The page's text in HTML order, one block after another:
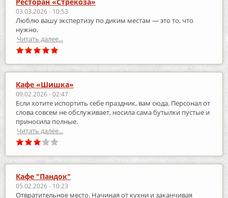
03.03.2026 - 10:53
Люблю вашу экспертизу по диким местам — это то, что
нужно.
Читать далее...
Кафе «Шишка»
09.02.2026 - 02:47
Если хотите испортить себе праздник, вам сюда. Персонал от
слова совсем не обслуживает, носила сама бутылки пустые и
приносила полные.
Читать далее...
Кафе "Пандок"
05.02.2026 - 10:23
Отвратительное место. Начиная от кухни и заканчивая